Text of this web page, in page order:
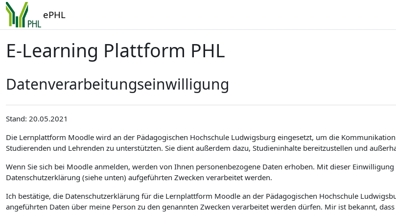
Zum Hauptinhalt
ePHL
E-Learning Plattform PHL
Datenverarbeitungseinwilligung
Stand: 20.05.2021
Die Lernplattform Moodle wird an der Pädagogischen Hochschule Ludwigsburg eingesetzt, um die
Studierenden und Lehrenden zu unterstützten. Sie dient außerdem dazu, Studieninhalte bereitzustellen und
Wenn Sie sich bei Moodle anmelden, werden von Ihnen personenbezogene Daten erhoben. Mit dieser
Datenschutzerklärung (siehe unten) aufgeführten Zwecken verarbeitet werden.
Ich bestätige, die Datenschutzerklärung für die Lernplattform Moodle an der Pädagogischen Hochschule
angeführten Daten über meine Person zu den genannten Zwecken verarbeitet werden dürfen. Mir ist bekannt,